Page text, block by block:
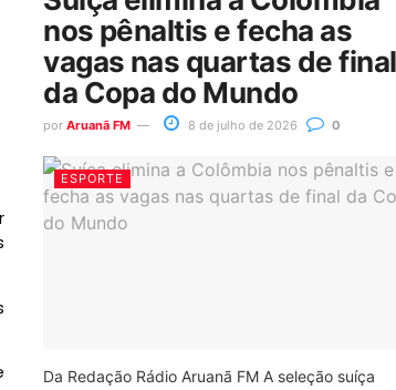
nos pênaltis e fecha as
vagas nas quartas de final
da Copa do Mundo
por Aruanã FM 8 de julho de 2026 0
ESPORTE
Da Redação Rádio Aruanã FM A seleção suíça